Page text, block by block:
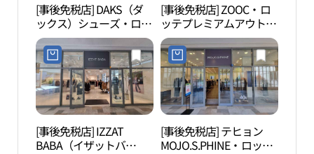
[事後免税店] DAKS（ダ
ックス）シューズ・ロッ
テプレミアムアウトレッ
トイチョン（利川）店
(닥스셔츠 롯데프리미엄
아울렛 이천점)
[事後免税店] ZOOC・ロ
ッテプレミアムアウトレ
ットイチョン（利川）店
(주크 롯데프리미엄아울
렛 이천점)
[事後免税店] IZZAT
BABA（イザットバ
[事後免税店] テヒョン
MOJO.S.PHINE・ロッテ